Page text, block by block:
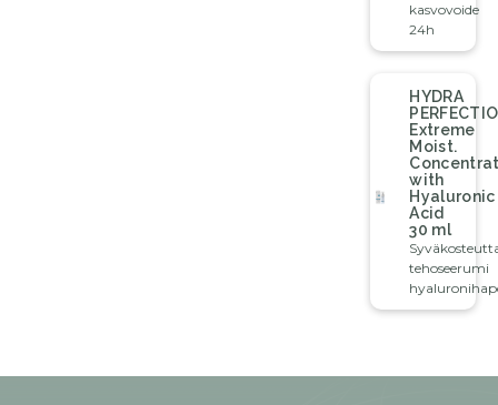
kasvovoide
24h
HYDRA
Extreme
Moist.
with
Hyaluronic
Acid
30 ml
tehoseerumi